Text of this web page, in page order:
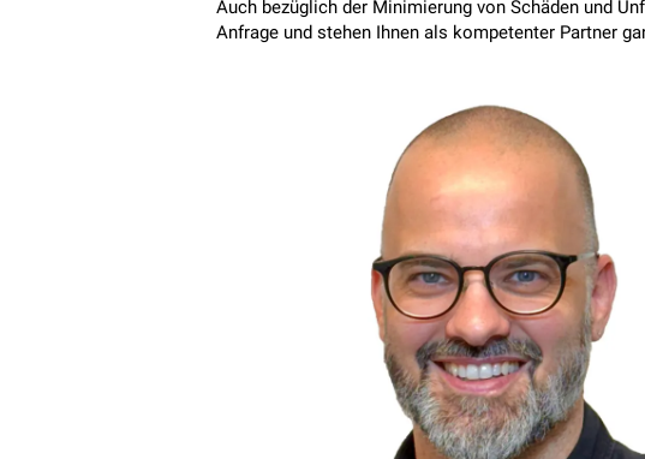
Auch bezüglich der Minimierung von Schäden und
Anfrage und stehen Ihnen als kompetenter Partner